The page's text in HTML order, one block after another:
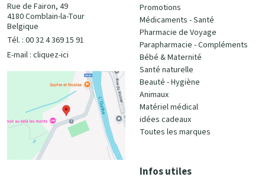
Rue de Fairon, 49
4180 Comblain-la-Tour
Belgique
Tél. : 00 32 4 369 15 91
E-mail : cliquez-ici
Promotions
Médicaments - Santé
Pharmacie de Voyage
Parapharmacie - Compléments
Bébé & Maternité
Santé naturelle
Beauté - Hygiène
Animaux
Matériel médical
idées cadeaux
Toutes les marques
Infos utiles